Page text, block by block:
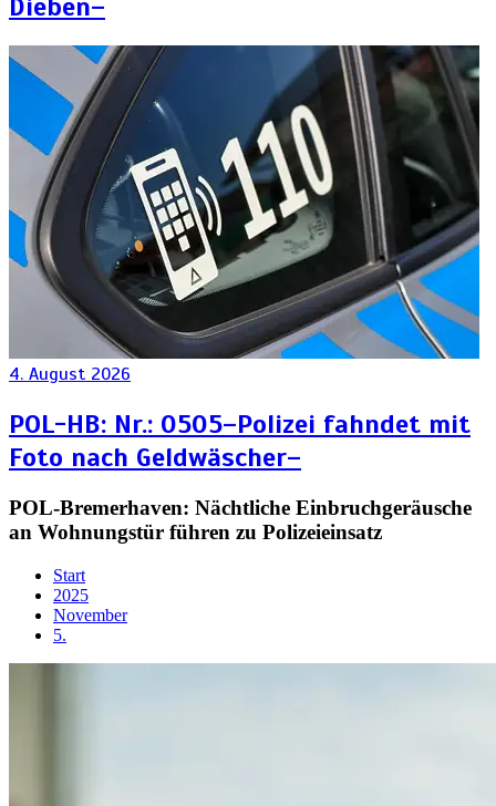
Dieben–
4. August 2026
POL-HB: Nr.: 0505–Polizei fahndet mit
Foto nach Geldwäscher–
POL-Bremerhaven: Nächtliche Einbruchgeräusche
an Wohnungstür führen zu Polizeieinsatz
Start
2025
November
5.